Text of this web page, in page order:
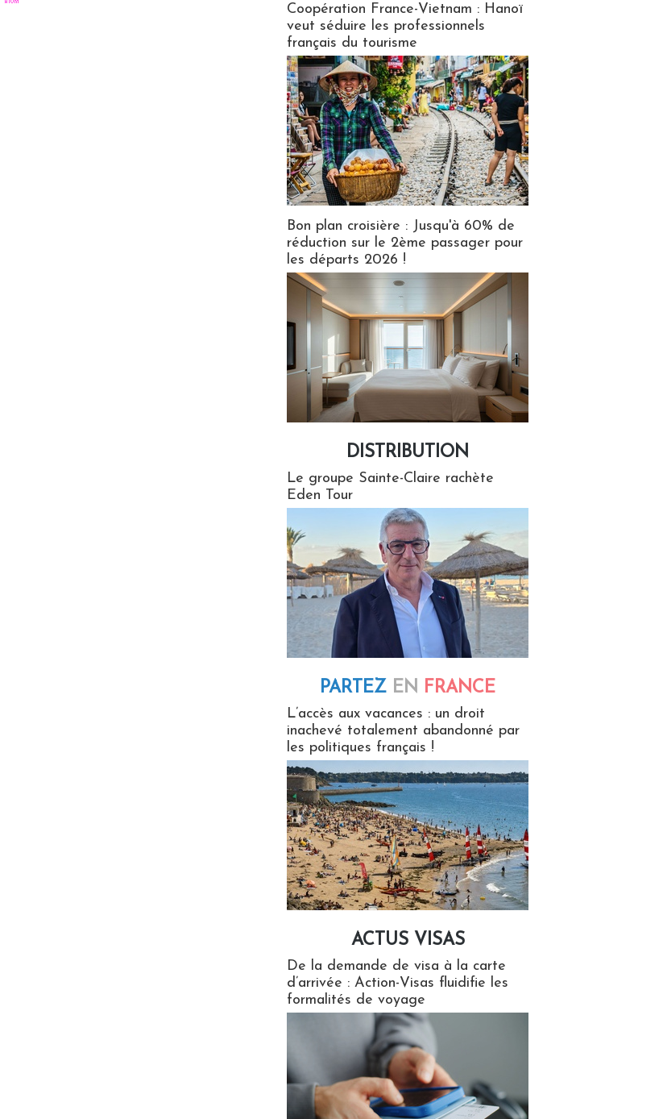
Coopération France-Vietnam : Hanoï
veut séduire les professionnels
français du tourisme
Bon plan croisière : Jusqu'à 60% de
réduction sur le 2ème passager pour
les départs 2026 !
DISTRIBUTION
Le groupe Sainte-Claire rachète
Eden Tour
PARTEZ EN FRANCE
L’accès aux vacances : un droit
inachevé totalement abandonné par
les politiques français !
ACTUS VISAS
De la demande de visa à la carte
d’arrivée : Action-Visas fluidifie les
formalités de voyage